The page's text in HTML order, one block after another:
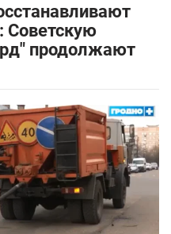
Советскую
продолжают